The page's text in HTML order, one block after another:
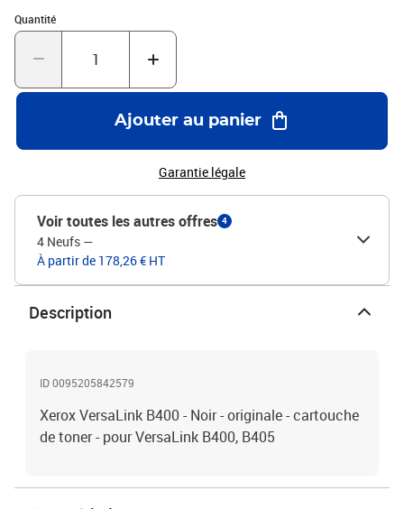
Quantité
Quantité : 1
Ajouter au panier
Garantie légale
Voir toutes les autres offres 4
4 Neufs —
À partir de 178,26 € HT
Description
ID 0095205842579
Xerox VersaLink B400 - Noir - originale - cartouche
de toner - pour VersaLink B400, B405